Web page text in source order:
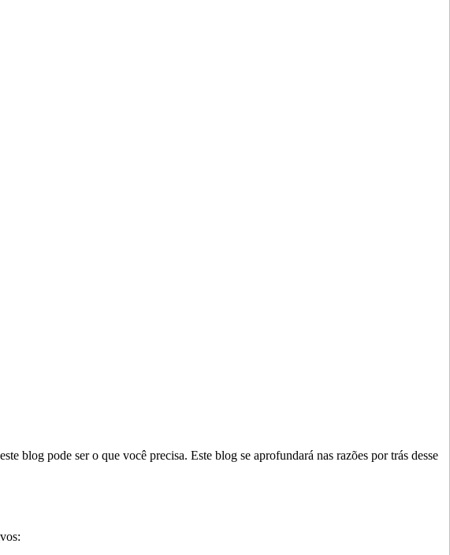
blog pode ser o que você precisa. Este blog se aprofundará nas razões por trás desse